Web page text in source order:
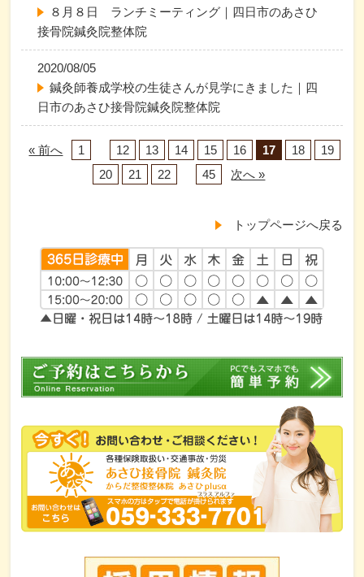
８月８日 ランチミーティング｜四日市のあさひ
接骨院鍼灸院整体院
2020/08/05
鍼灸師養成学校の生徒さんが見学にきました｜四
日市のあさひ接骨院鍼灸院整体院
« 前へ 1 12 13 14 15 16 17 18
19
20
21 22 45 次へ »
トップページへ戻る